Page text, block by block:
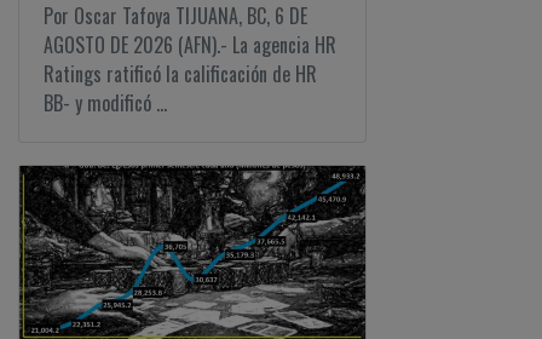
Por Oscar Tafoya TIJUANA, BC, 6 DE
AGOSTO DE 2026 (AFN).- La agencia HR
Ratings ratificó la calificación de HR
BB- y modificó ...